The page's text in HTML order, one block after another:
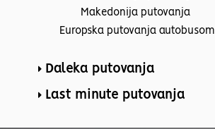
Makedonija putovanja
Europska putovanja autobusom
Daleka putovanja
Last minute putovanja